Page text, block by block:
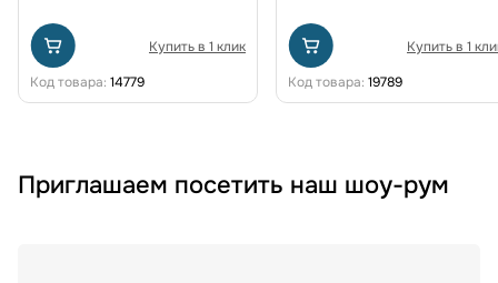
Купить в 1 клик
Код товара: 14779
Купить в 1
Код товара: 19789
Приглашаем посетить наш шоу-рум